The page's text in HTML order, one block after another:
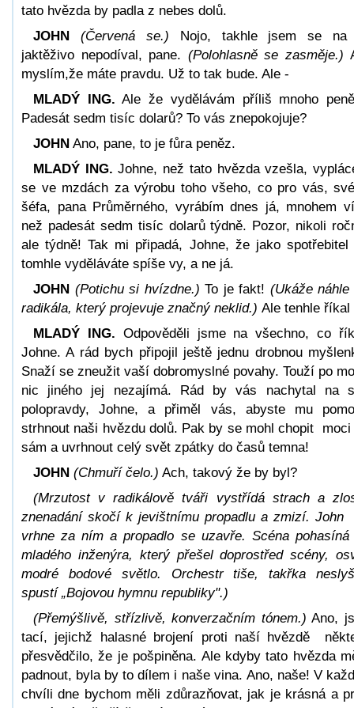
tato hvězda by padla z nebes dolů.
JOHN
(Červená se.) Nojo, takhle jsem se na
jaktěživo nepodíval, pane. (Polohlasně se zasměje.)
myslím,že máte pravdu. Už to tak bude. Ale -
MLADÝ ING. Ale že vydělávám příliš mnoho
Padesát sedm tisíc dolarů? To vás znepokojuje?
JOHN Ano, pane, to je fůra peněz.
MLADÝ ING. Johne, než tato hvězda vzešla,
se ve mzdách za výrobu toho všeho, co pro vás,
šéfa, pana Průměrného, vyrábím dnes já, mnohem
než padesát sedm tisíc dolarů týdně. Pozor, nikoli
ale týdně! Tak mi připadá, Johne, že jako spotřebitel
tomhle vyděláváte spíše vy, a ne já.
JOHN (Potichu si hvízdne.) To je fakt! (Ukáže náhle
radikála, který projevuje značný neklid.) Ale tenhle říkal
MLADÝ ING. Odpověděli jsme na všechno, co
Johne. A rád bych připojil ještě jednu drobnou
Snaží se zneužit vaší dobromyslné povahy. Touží po
nic jiného jej nezajímá. Rád by vás nachytal na
polopravdy, Johne, a přiměl vás, abyste mu
strhnout naši hvězdu dolů. Pak by se mohl chopit moci
sám a uvrhnout celý svět zpátky do časů temna!
JOHN (Chmuří čelo.) Ach, takový že by byl?
(Mrzutost v radikálově tváři vystřídá strach a
znenadání skočí k jevištnímu propadlu a zmizí. John
vrhne za ním a propadlo se uzavře. Scéna
mladého inženýra, který přešel doprostřed scény,
modré bodové světlo. Orchestr tiše, takřka
spustí „Bojovou hymnu republiky".)
(Přemýšlivě, střízlivě, konverzačním tónem.) Ano,
tací, jejichž halasné brojení proti naší hvězdě
přesvědčilo, že je pošpiněna. Ale kdyby tato hvězda
padnout, byla by to dílem i naše vina. Ano, naše! V
chvíli dne bychom měli zdůrazňovat, jak je krásná a